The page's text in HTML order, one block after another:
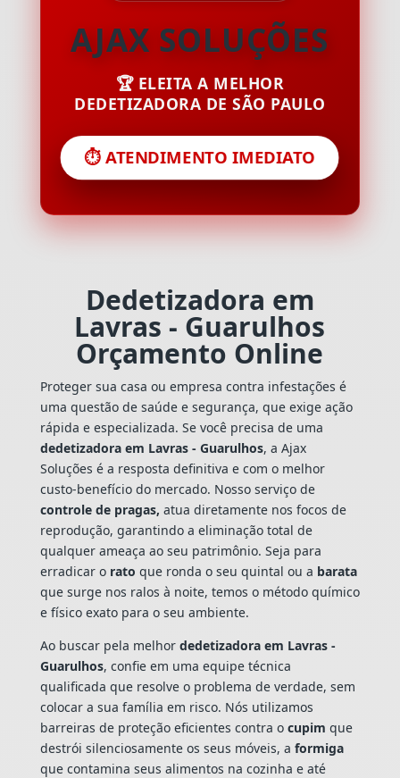
AJAX SOLUÇÕES
🏆 ELEITA A MELHOR
DEDETIZADORA DE SÃO PAULO
⏱️ ATENDIMENTO IMEDIATO
Dedetizadora em
Lavras - Guarulhos
Orçamento Online
Proteger sua casa ou empresa contra infestações é
uma questão de saúde e segurança, que exige ação
rápida e especializada. Se você precisa de uma
dedetizadora em Lavras - Guarulhos, a Ajax
Soluções é a resposta definitiva e com o melhor
custo-benefício do mercado. Nosso serviço de
controle de pragas, atua diretamente nos focos de
reprodução, garantindo a eliminação total de
qualquer ameaça ao seu patrimônio. Seja para
erradicar o rato que ronda o seu quintal ou a barata
que surge nos ralos à noite, temos o método químico
e físico exato para o seu ambiente.
Ao buscar pela melhor dedetizadora em Lavras -
Guarulhos, confie em uma equipe técnica
qualificada que resolve o problema de verdade, sem
colocar a sua família em risco. Nós utilizamos
barreiras de proteção eficientes contra o cupim que
destrói silenciosamente os seus móveis, a formiga
que contamina seus alimentos na cozinha e até